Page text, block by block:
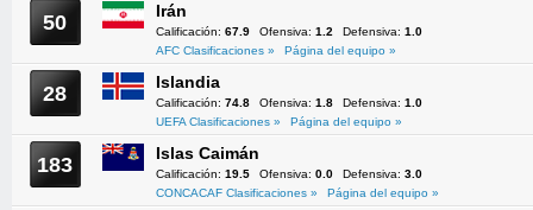
50 Irán
Calificación: 67.9 Ofensiva: 1.2 Defensiva: 1.0
AFC Clasificaciones »
Página del equipo »
28 Islandia
Calificación: 74.8 Ofensiva: 1.8 Defensiva: 1.0
UEFA Clasificaciones »
Página del equipo »
183 Islas Caimán
Calificación: 19.5 Ofensiva: 0.0 Defensiva: 3.0
CONCACAF Clasificaciones »
Página del equipo »